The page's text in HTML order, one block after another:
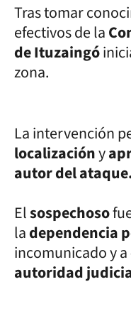
Tras tomar
efectivos de la
de Ituzaingó
zona.
La intervención
localizacióny
autor del
Elsospechoso
ladependencia
incomunicado y a
autoridad